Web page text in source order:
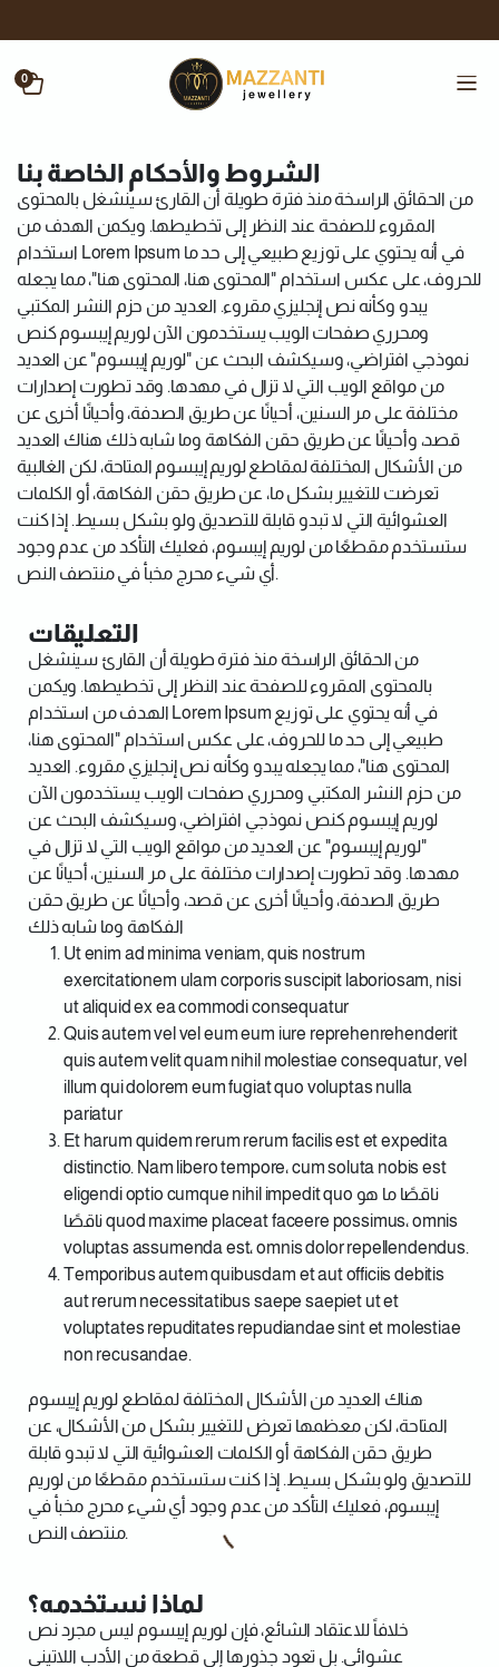
0
الشروط والأحكام الخاصة بنا
من الحقائق الراسخة منذ فترة طويلة أن القارئ سينشغل بالمحتوى
المقروء للصفحة عند النظر إلى تخطيطها. ويكمن الهدف من
استخدام Lorem Ipsum في أنه يحتوي على توزيع طبيعي إلى حد ما
للحروف، على عكس استخدام "المحتوى هنا، المحتوى هنا"، مما يجعله
يبدو وكأنه نص إنجليزي مقروء. العديد من حزم النشر المكتبي
ومحرري صفحات الويب يستخدمون الآن لوريم إيبسوم كنص
نموذجي افتراضي، وسيكشف البحث عن "لوريم إيبسوم" عن العديد
من مواقع الويب التي لا تزال في مهدها. وقد تطورت إصدارات
مختلفة على مر السنين، أحيانًا عن طريق الصدفة، وأحيانًا أخرى عن
قصد، وأحيانًا عن طريق حقن الفكاهة وما شابه ذلك هناك العديد
من الأشكال المختلفة لمقاطع لوريم إيبسوم المتاحة، لكن الغالبية
تعرضت للتغيير بشكل ما، عن طريق حقن الفكاهة، أو الكلمات
العشوائية التي لا تبدو قابلة للتصديق ولو بشكل بسيط. إذا كنت
ستستخدم مقطعًا من لوريم إيبسوم، فعليك التأكد من عدم وجود
أي شيء محرج مخبأ في منتصف النص.
التعليقات
من الحقائق الراسخة منذ فترة طويلة أن القارئ سينشغل
بالمحتوى المقروء للصفحة عند النظر إلى تخطيطها. ويكمن
الهدف من استخدام Lorem Ipsum في أنه يحتوي على توزيع
طبيعي إلى حد ما للحروف، على عكس استخدام "المحتوى هنا،
المحتوى هنا"، مما يجعله يبدو وكأنه نص إنجليزي مقروء. العديد
من حزم النشر المكتبي ومحرري صفحات الويب يستخدمون الآن
لوريم إيبسوم كنص نموذجي افتراضي، وسيكشف البحث عن
"لوريم إيبسوم" عن العديد من مواقع الويب التي لا تزال في
مهدها. وقد تطورت إصدارات مختلفة على مر السنين، أحيانًا عن
طريق الصدفة، وأحيانًا أخرى عن قصد، وأحيانًا عن طريق حقن
الفكاهة وما شابه ذلك
Ut enim ad minima veniam, quis nostrum
exercitationem ulam corporis suscipit laboriosam, nisi
ut aliquid ex ea commodi consequatur
Quis autem vel vel eum eum iure reprehenrehenderit
quis autem velit quam nihil molestiae consequatur, vel
illum qui dolorem eum fugiat quo voluptas nulla
pariatur
Et harum quidem rerum rerum facilis est et expedita
distinctio. Nam libero tempore، cum soluta nobis est
eligendi optio cumque nihil impedit quo ناقصًا ما هو
ناقصًا quod maxime placeat faceere possimus، omnis
voluptas assumenda est، omnis dolor repellendendus.
Temporibus autem quibusdam et aut officiis debitis
aut rerum necessitatibus saepe saepiet ut et
voluptates repuditates repudiandae sint et molestiae
non recusandae.
هناك العديد من الأشكال المختلفة لمقاطع لوريم إيبسوم
المتاحة، لكن معظمها تعرض للتغيير بشكل من الأشكال، عن
طريق حقن الفكاهة أو الكلمات العشوائية التي لا تبدو قابلة
للتصديق ولو بشكل بسيط. إذا كنت ستستخدم مقطعًا من لوريم
إيبسوم، فعليك التأكد من عدم وجود أي شيء محرج مخبأ في
منتصف النص.
لماذا نستخدمه؟
خلافاً للاعتقاد الشائع، فإن لوريم إيبسوم ليس مجرد نص
عشوائي. بل تعود جذورها إلى قطعة من الأدب اللاتيني